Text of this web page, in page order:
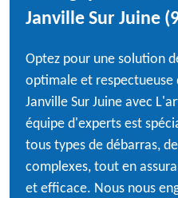
Janville Sur Juine
Optez pour une solution
optimale et
Janville Sur Juine avec
équipe d'experts est
tous types de débarras,
complexes, tout en
et efficace. Nous nous